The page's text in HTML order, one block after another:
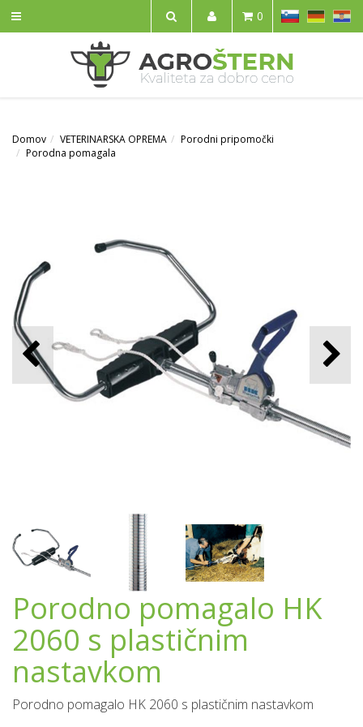
IŠČI
SL HR
0
Domov VETERINARSKA OPREMA
Porodni pripomočki
Porodna pomagala
Porodno pomagalo HK
2060 s plastičnim
nastavkom
Porodno pomagalo HK 2060 s plastičnim nastavkom